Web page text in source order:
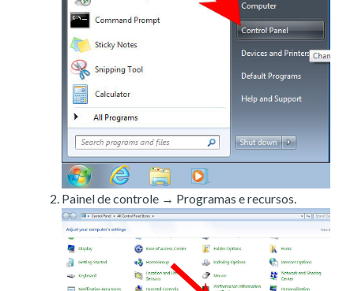
Painel de controle → Programas e recursos.